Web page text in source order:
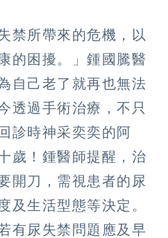
禁所帶來的危機，以
的困擾。」鍾國騰醫
自己老了就再也無法
透過手術治療，不只
診時神采奕奕的阿
歲！鍾醫師提醒，治
開刀，需視患者的尿
及生活型態等決定。
有尿失禁問題應及早